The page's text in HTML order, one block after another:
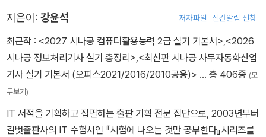
한 단계 높이기 위한 다양한 연구와 집필 활동에 전념하고 있습니다.
지은이: 강윤석 저자파일 신간알림 신청
최근작 : <2027 시나공 컴퓨터활용능력 2급 실기 기본서>,<2026
시나공 정보처리기사 실기 총정리>,<최신판 시나공 사무자동화산업
기사 실기 기본서 (오피스2021/2016/2010공용)> … 총 406종 (모
두보기)
IT 서적을 기획하고 집필하는 출판 기획 전문 집단으로, 2003년부터
길벗출판사의 IT 수험서인 『시험에 나오는 것만 공부한다』시리즈를